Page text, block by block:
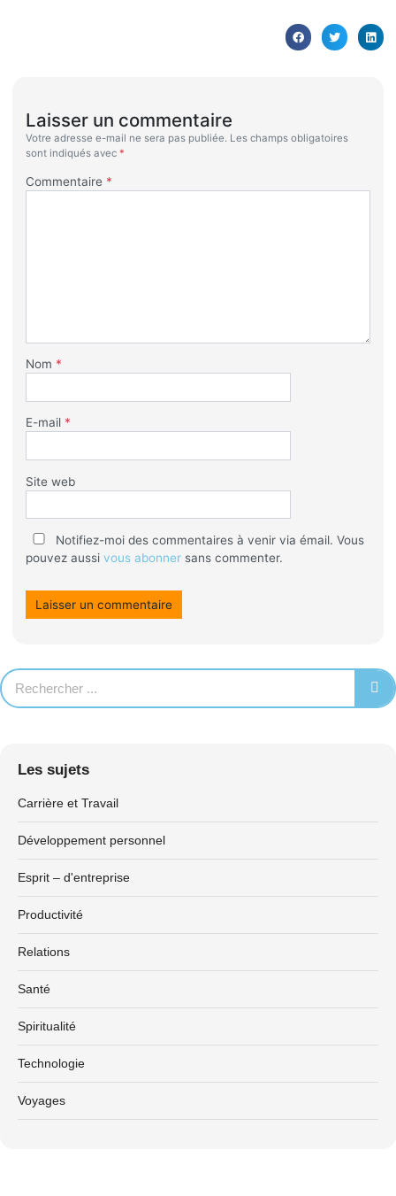
Laisser un commentaire
Votre adresse e-mail ne sera pas publiée. Les champs obligatoires
sont indiqués avec *
Commentaire *
Nom *
E-mail *
Site web
Notifiez-moi des commentaires à venir via émail. Vous
pouvez aussi vous abonnersans commenter.
Les sujets
Carrière et Travail
Développement personnel
Esprit – d'entreprise
Productivité
Relations
Santé
Spiritualité
Technologie
Voyages